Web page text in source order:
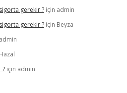
gerekir ? için admin
gerekir ? için Beyza
admin
Hazal
? için admin